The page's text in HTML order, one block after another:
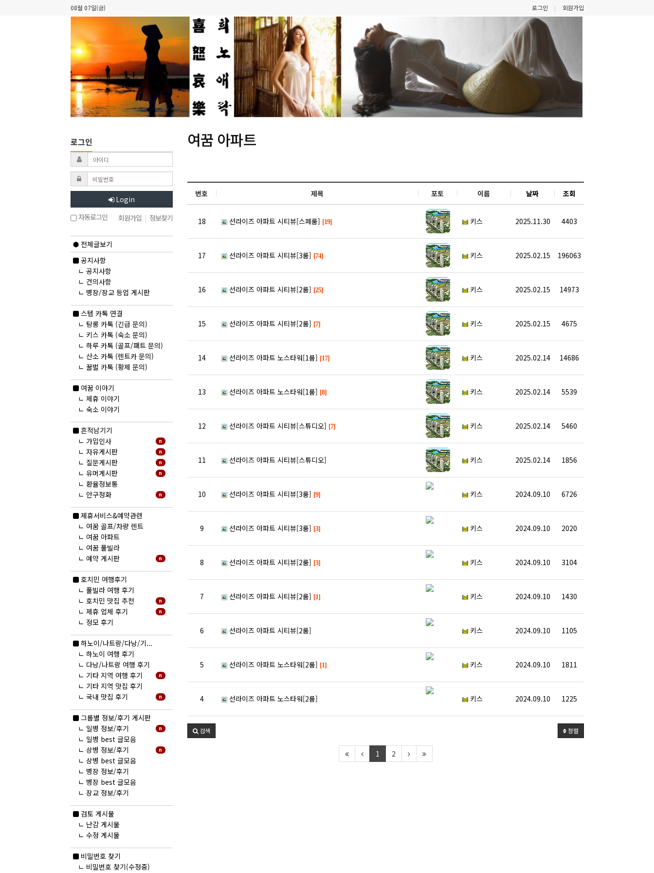
08월 07일(금) 로그인 회원가입
여꿈 아파트
번호 제목 포토 이름 날짜 조회
18 선라이즈 아파트 시티뷰[스페룸] [19] 키스 2025.11.30 4403
17 선라이즈 아파트 시티뷰[3룸] [74] 키스 2025.02.15 196063
16 선라이즈 아파트 시티뷰[2룸] [25] 키스 2025.02.15 14973
15 선라이즈 아파트 시티뷰[2룸] [7] 키스 2025.02.15 4675
14 선라이즈 아파트 노스타워[1룸] [17] 키스 2025.02.14 14686
13 선라이즈 아파트 노스타워[1룸] [8] 키스 2025.02.14 5539
12 선라이즈 아파트 시티뷰[스튜디오] [7] 키스 2025.02.14 5460
11 선라이즈 아파트 시티뷰[스튜디오] 키스 2025.02.14 1856
10 선라이즈 아파트 시티뷰[3룸] [9] 키스 2024.09.10 6726
9 선라이즈 아파트 시티뷰[3룸] [3] 키스 2024.09.10 2020
8 선라이즈 아파트 시티뷰[2룸] [3] 키스 2024.09.10 3104
7 선라이즈 아파트 시티뷰[2룸] [1] 키스 2024.09.10 1430
6 선라이즈 아파트 시티뷰[2룸] 키스 2024.09.10 1105
5 선라이즈 아파트 노스타워[2룸] [1] 키스 2024.09.10 1811
4 선라이즈 아파트 노스타워[2룸] 키스 2024.09.10 1225
정렬
검색
1 2
로그인
Login
자동로그인
회원가입 | 정보찾기
전체글보기
공지사항
ㄴ 공지사항
ㄴ 건의사항
ㄴ 병장/장교 등업 게시판
스텝 카톡 연결
ㄴ 탕롱 카톡 (긴급 문의)
ㄴ 키스 카톡 (숙소 문의)
ㄴ 하루 카톡 (골프/패트 문의)
ㄴ 산소 카톡 (렌트카 문의)
ㄴ 꿀벌 카톡 (황제 문의)
여꿈 이야기
ㄴ 제휴 이야기
ㄴ 숙소 이야기
흔적남기기
n
ㄴ 가입인사
n
ㄴ 자유게시판
n
ㄴ 질문게시판
n
ㄴ 유머게시판
ㄴ 환율정보통
n
ㄴ 안구정화
제휴서비스&예약관련
ㄴ 여꿈 골프/차량 렌트
ㄴ 여꿈 아파트
ㄴ 여꿈 풀빌라
n
ㄴ 예약 게시판
호치민 여행후기
ㄴ 풀빌라 여행 후기
n
ㄴ 호치민 맛집 추천
n
ㄴ 제휴 업체 후기
ㄴ 정모 후기
하노이/나트랑/다낭/기...
ㄴ 하노이 여행 후기
ㄴ 다낭/나트랑 여행 후기
n
ㄴ 기타 지역 여행 후기
ㄴ 기타 지역 맛집 후기
n
ㄴ 국내 맛집 후기
그룹별 정보/후기 게시판
n
ㄴ 일병 정보/후기
ㄴ 일병 best 글모음
n
ㄴ 상병 정보/후기
ㄴ 상병 best 글모음
ㄴ 병장 정보/후기
ㄴ 병장 best 글모음
ㄴ 장교 정보/후기
검토 게시물
ㄴ 난감 게시물
ㄴ 수정 게시물
비밀번호 찾기
ㄴ 비밀번호 찾기(수정중)